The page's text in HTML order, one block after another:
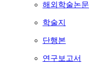
해외학술논문
학술지
단행본
연구보고서